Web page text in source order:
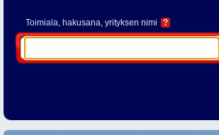
Toimiala, hakusana, yrityksen nimi ?